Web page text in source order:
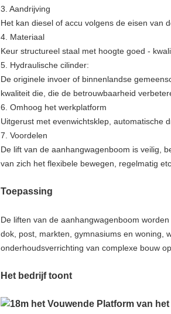
3. Aandrijving
Het kan diesel of accu volgens de eisen van
4. Materiaal
Keur structureel staal met hoogte goed -
5. Hydraulische cilinder:
De originele invoer of binnenlandse
kwaliteit die, die de betrouwbaarheid
6. Omhoog het werkplatform
Uitgerust met evenwichtsklep, automatische
7. Voordelen
De lift van de aanhangwagenboom is veilig,
van zich het flexibele bewegen, regelmatig
Toepassing
De liften van de aanhangwagenboom
dok, post, markten, gymnasiums en woning,
onderhoudsverrichting van complexe bouw
Het bedrijf toont